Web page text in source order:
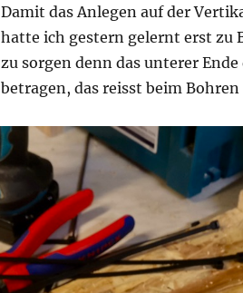
Damit das Anlegen auf der
hatte ich gestern gelernt erst zu
zu sorgen denn das unterer
betragen, das reisst beim Bohren